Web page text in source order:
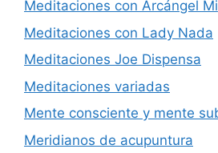
Meditaciones con Arcángel
Meditaciones con Lady Nada
Meditaciones Joe Dispensa
Meditaciones variadas
Mente consciente y mente
Meridianos de acupuntura